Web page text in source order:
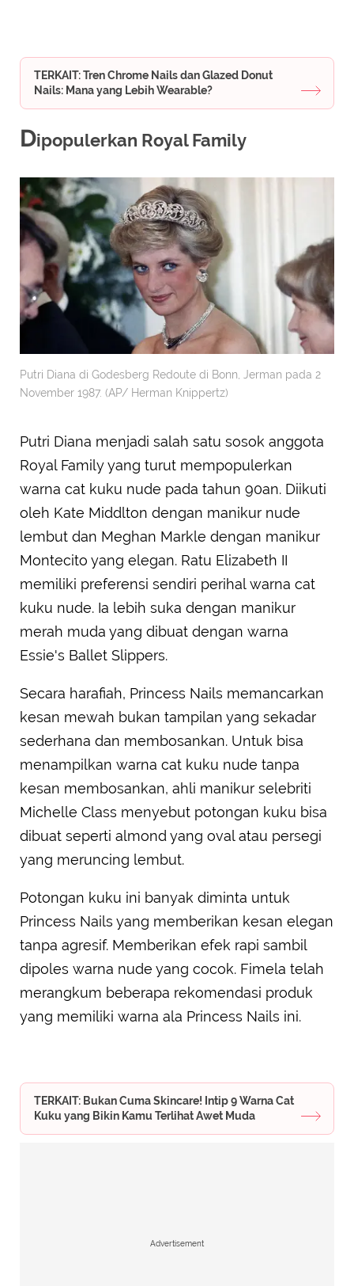
TERKAIT: Tren Chrome Nails dan Glazed Donut
Nails: Mana yang Lebih Wearable?
Dipopulerkan Royal Family
Putri Diana di Godesberg Redoute di Bonn, Jerman pada 2
November 1987. (AP/ Herman Knippertz)
Putri Diana menjadi salah satu sosok anggota
Royal Family yang turut mempopulerkan
warna cat kuku nude pada tahun 90an. Diikuti
oleh Kate Middlton dengan manikur nude
lembut dan Meghan Markle dengan manikur
Montecito yang elegan. Ratu Elizabeth II
memiliki preferensi sendiri perihal warna cat
kuku nude. Ia lebih suka dengan manikur
merah muda yang dibuat dengan warna
Essie's Ballet Slippers.
Secara harafiah, Princess Nails memancarkan
kesan mewah bukan tampilan yang sekadar
sederhana dan membosankan. Untuk bisa
menampilkan warna cat kuku nude tanpa
kesan membosankan, ahli manikur selebriti
Michelle Class menyebut potongan kuku bisa
dibuat seperti almond yang oval atau persegi
yang meruncing lembut.
Potongan kuku ini banyak diminta untuk
Princess Nails yang memberikan kesan elegan
tanpa agresif. Memberikan efek rapi sambil
dipoles warna nude yang cocok. Fimela telah
merangkum beberapa rekomendasi produk
yang memiliki warna ala Princess Nails ini.
TERKAIT: Bukan Cuma Skincare! Intip 9 Warna Cat
Kuku yang Bikin Kamu Terlihat Awet Muda
Advertisement